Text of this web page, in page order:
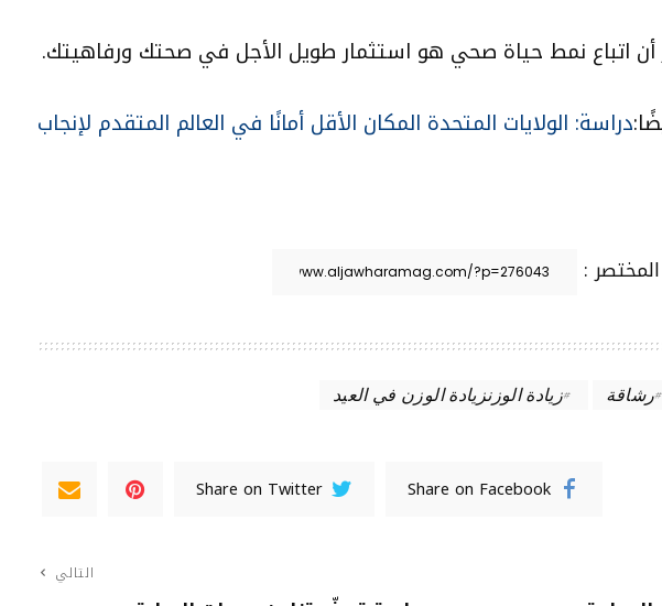
أن اتباع نمط حياة صحي هو استثمار طويل الأجل في صحتك ورفاهيتك.
دراسة: الولايات المتحدة المكان الأقل أمانًا في العالم المتقدم لإنجاب
المختصر :
رشاقة زيادة الوزنزيادة الوزن في العيد
Share on Facebook
Share on Twitter
التالي